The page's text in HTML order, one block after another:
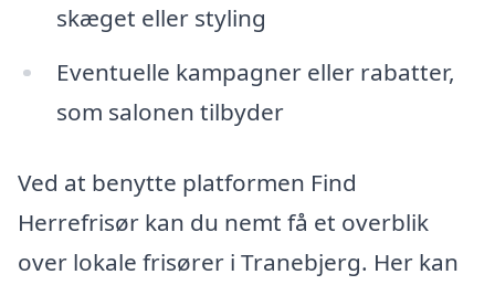
skæget eller styling
Eventuelle kampagner eller rabatter,
som salonen tilbyder
Ved at benytte platformen Find
Herrefrisør kan du nemt få et overblik
over lokale frisører i Tranebjerg. Her kan